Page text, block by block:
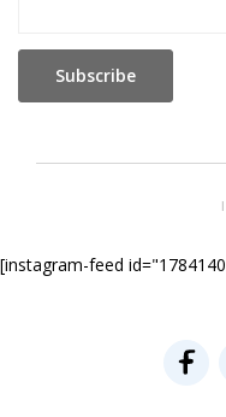
[instagram-feed